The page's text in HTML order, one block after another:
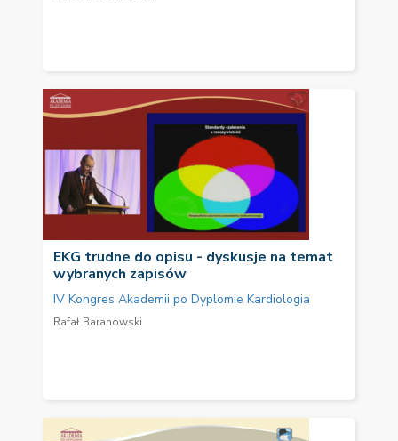
EKG trudne do opisu - dyskusje na temat
wybranych zapisów
IV Kongres Akademii po Dyplomie Kardiologia
Rafał Baranowski